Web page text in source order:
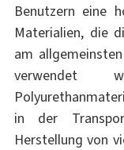
Benutzern eine
Materialien, die
am
verwendet
in der
Herstellung von